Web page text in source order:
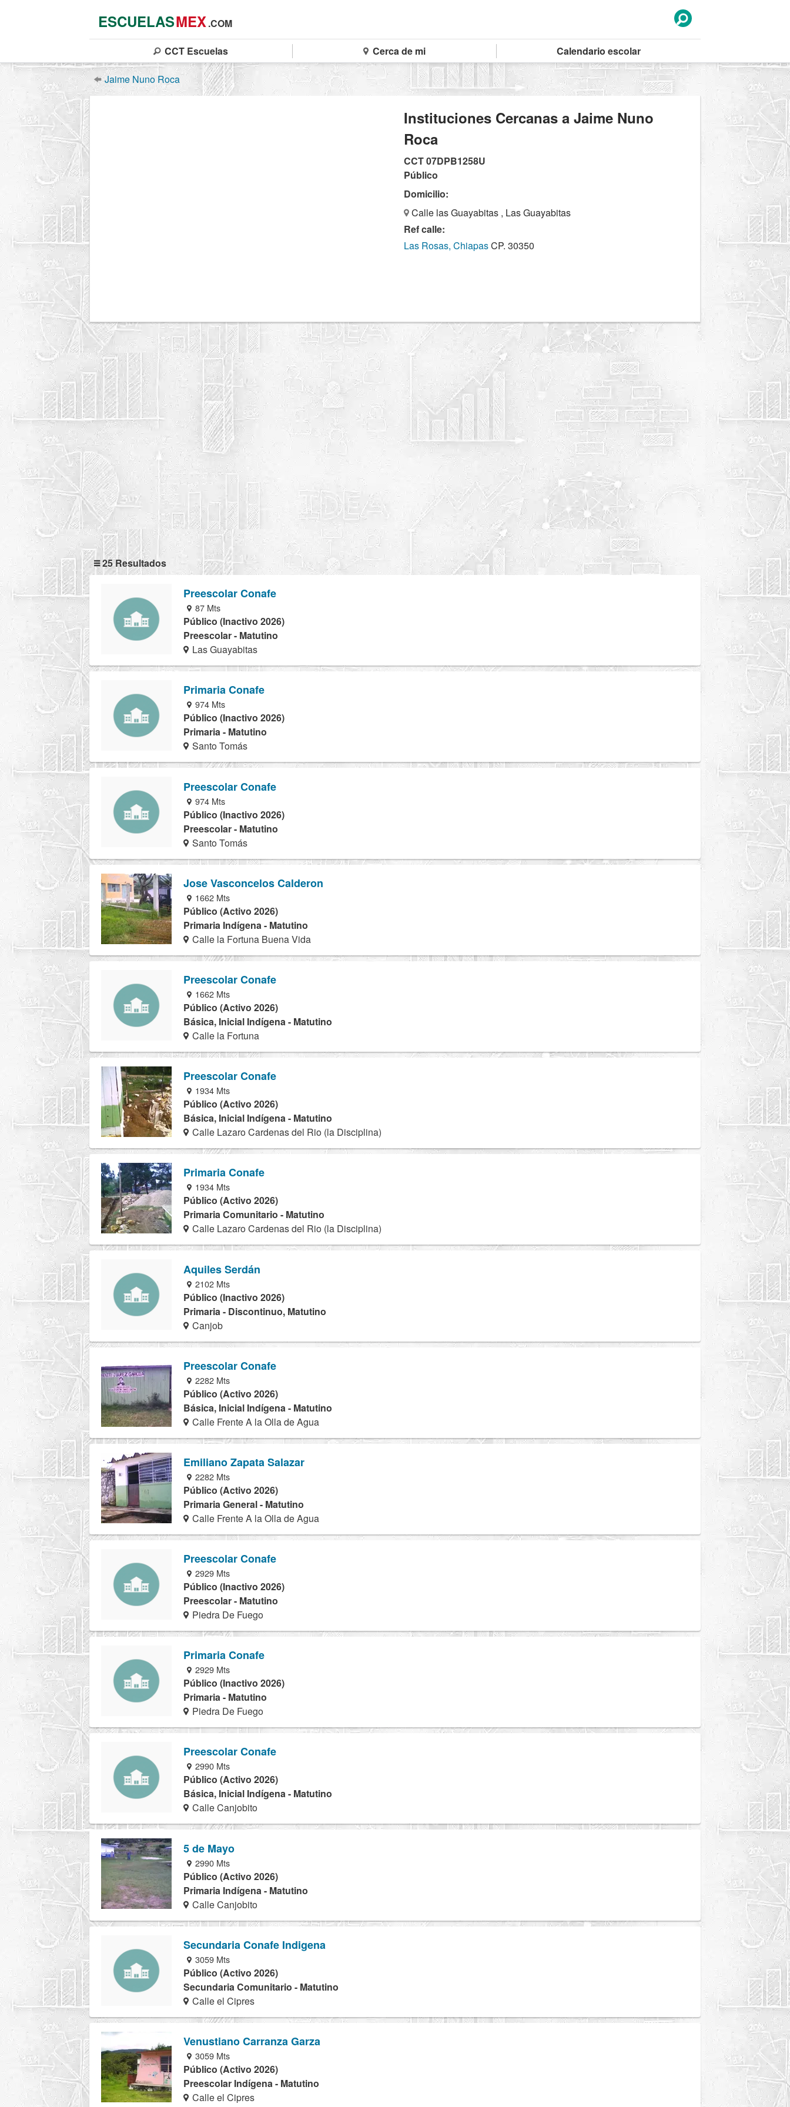
ESCUELASMEX.COM
CCT Escuelas Cerca de mi Calendario escolar
Jaime Nuno Roca
Instituciones Cercanas a Jaime Nuno
Roca
CCT 07DPB1258U
Público
Domicilio:
Calle las Guayabitas , Las Guayabitas
Ref calle:
Las Rosas, ChiapasCP. 30350
25 Resultados
Preescolar Conafe
87 Mts
Público (Inactivo 2026)
Preescolar - Matutino
Las Guayabitas
Primaria Conafe
974 Mts
Público (Inactivo 2026)
Primaria - Matutino
Santo Tomás
Preescolar Conafe
974 Mts
Público (Inactivo 2026)
Preescolar - Matutino
Santo Tomás
Jose Vasconcelos Calderon
1662 Mts
Público (Activo 2026)
Primaria Indígena - Matutino
Calle la Fortuna Buena Vida
Preescolar Conafe
1662 Mts
Público (Activo 2026)
Básica, Inicial Indígena - Matutino
Calle la Fortuna
Preescolar Conafe
1934 Mts
Público (Activo 2026)
Básica, Inicial Indígena - Matutino
Calle Lazaro Cardenas del Rio (la Disciplina)
Primaria Conafe
1934 Mts
Público (Activo 2026)
Primaria Comunitario - Matutino
Calle Lazaro Cardenas del Rio (la Disciplina)
Aquiles Serdán
2102 Mts
Público (Inactivo 2026)
Primaria - Discontinuo, Matutino
Canjob
Preescolar Conafe
2282 Mts
Público (Activo 2026)
Básica, Inicial Indígena - Matutino
Calle Frente A la Olla de Agua
Emiliano Zapata Salazar
2282 Mts
Público (Activo 2026)
Primaria General - Matutino
Calle Frente A la Olla de Agua
Preescolar Conafe
2929 Mts
Público (Inactivo 2026)
Preescolar - Matutino
Piedra De Fuego
Primaria Conafe
2929 Mts
Público (Inactivo 2026)
Primaria - Matutino
Piedra De Fuego
Preescolar Conafe
2990 Mts
Público (Activo 2026)
Básica, Inicial Indígena - Matutino
Calle Canjobito
5 de Mayo
2990 Mts
Público (Activo 2026)
Primaria Indígena - Matutino
Calle Canjobito
Secundaria Conafe Indigena
3059 Mts
Público (Activo 2026)
Secundaria Comunitario - Matutino
Calle el Cipres
Venustiano Carranza Garza
3059 Mts
Público (Activo 2026)
Preescolar Indígena - Matutino
Calle el Cipres